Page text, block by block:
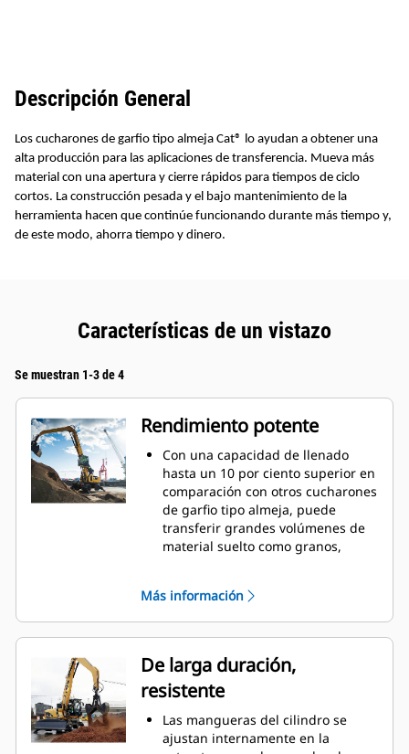
Descripción General
Los cucharones de garfio tipo almeja Cat® lo ayudan a obtener una
alta producción para las aplicaciones de transferencia. Mueva más
material con una apertura y cierre rápidos para tiempos de ciclo
cortos. La construcción pesada y el bajo mantenimiento de la
herramienta hacen que continúe funcionando durante más tiempo y,
de este modo, ahorra tiempo y dinero.
Características de un vistazo
Se muestran 1-3 de 4
Rendimiento potente
Con una capacidad de llenado
hasta un 10 por ciento superior en
comparación con otros cucharones
de garfio tipo almeja, puede
transferir grandes volúmenes de
material suelto como granos,
la amplia apertura del
revestimiento para materiales a
granel.
La potente fuerza de cierre de los
revestimientos de garfios
combinada con el tiempo de
apertura y cierre rápidos lo
ayudan a reducir el tiempo de los
ciclos y permanecer en la tarea
Más información
De larga duración,
resistente
Las mangueras del cilindro se
ajustan internamente en la